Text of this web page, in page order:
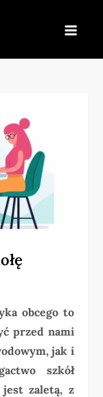
obcego to
przed nami
jak i
szkół
zaletą, z